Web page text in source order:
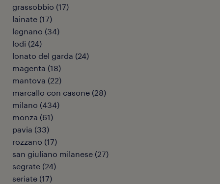
grassobbio (17)
lainate (17)
legnano (34)
lodi (24)
lonato del garda (24)
magenta (18)
mantova (22)
marcallo con casone (28)
milano (434)
monza (61)
pavia (33)
rozzano (17)
san giuliano milanese (27)
segrate (24)
seriate (17)